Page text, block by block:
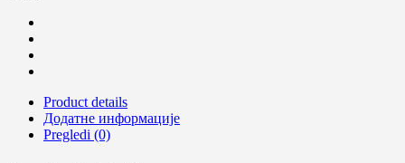
Product details
Додатне информације
Pregledi (0)